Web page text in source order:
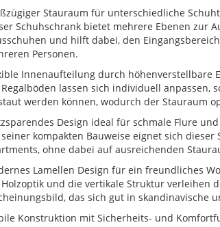
Stauraum für unterschiedliche
Schuhschrank bietet mehrere Ebenen zur
und hilft dabei, den
Personen.
Innenaufteilung durch höhenverstellbare
Regalböden lassen sich individuell anpassen,
werden können, wodurch der Stauraum
Design ideal für schmale Flure
kompakten Bauweise eignet sich
ohne dabei auf ausreichenden
Lamellen Design für ein freundliches
Holzoptik und die vertikale Struktur verleihen
das sich gut in
Konstruktion mit Sicherheits- und